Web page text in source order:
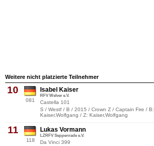
Weitere nicht platzierte Teilnehmer
10
081
Isabel Kaiser
RFV Welver e.V.
Castella 101
S / Westf / B / 2015 / Crown Z / Captain Fire / B:
Kaiser,Wolfgang / Z: Kaiser,Wolfgang
11
118
Lukas Vormann
LZRFV Seppenrade e.V.
Da Vinci 399